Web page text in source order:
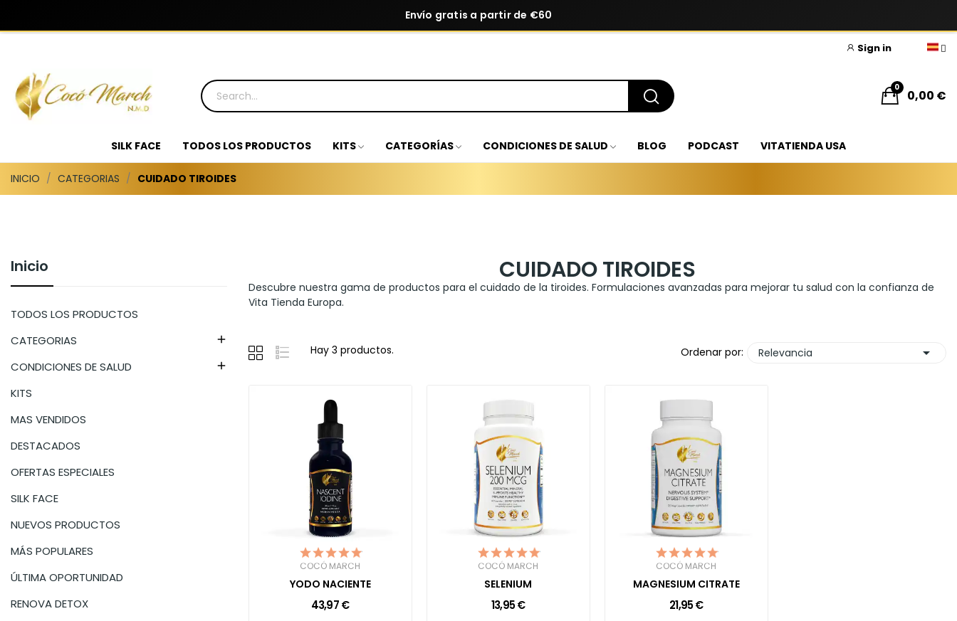
Envío gratis a partir de €60
Sign in
0,00 €
0
SILK FACE TODOS LOS PRODUCTOS KITS CATEGORÍAS CONDICIONES DE SALUD BLOG PODCAST VITATIENDA USA
INICIO CATEGORIAS CUIDADO TIROIDES
Inicio
TODOS LOS PRODUCTOS
CATEGORIAS

CONDICIONES DE SALUD 
KITS
MAS VENDIDOS
DESTACADOS
OFERTAS ESPECIALES
SILK FACE
NUEVOS PRODUCTOS
MÁS POPULARES
ÚLTIMA OPORTUNIDAD
RENOVA DETOX
CUIDADO TIROIDES
Descubre nuestra gama de productos para el cuidado de la tiroides. Formulaciones avanzadas para mejorar tu salud con la confianza de
Vita Tienda Europa.
Hay 3 productos. Ordenar por: Relevancia 
COCÓ MARCH
YODO NACIENTE
43,97 €
COCÓ MARCH
SELENIUM
13,95 €
COCÓ MARCH
MAGNESIUM CITRATE
21,95 €